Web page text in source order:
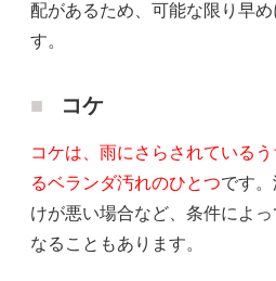
配があるため、可能な限り早
す。
コケ
コケは、雨にさらされている
るベランダ汚れのひとつです
けが悪い場合など、条件によ
なることもあります。